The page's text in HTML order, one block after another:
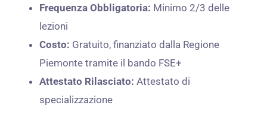
Frequenza Obbligatoria: Minimo 2/3 delle
lezioni​
Costo: Gratuito, finanziato dalla Regione
Piemonte​ tramite il bando FSE+
Attestato Rilasciato: Attestato di
specializzazione